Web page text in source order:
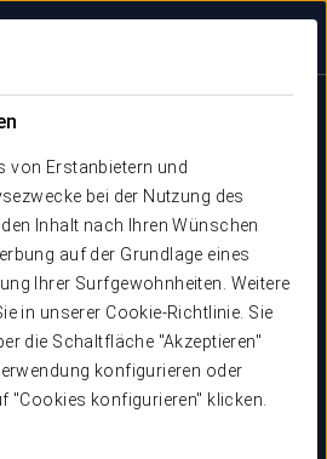
von Erstanbietern und
bei der Nutzung des
Inhalt nach Ihren Wünschen
auf der Grundlage eines
Ihrer Surfgewohnheiten. Weitere
in unserer Cookie-Richtlinie. Sie
die Schaltfläche "Akzeptieren"
konfigurieren oder
"Cookies konfigurieren" klicken.
Hotels
Ihrer Nähe
UNS GERNE UM SIE